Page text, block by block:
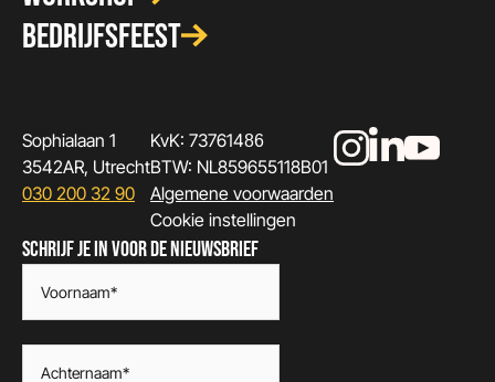
BEDRIJFSFEEST
Sophialaan 1
3542AR, Utrecht
030 200 32 90
KvK: 73761486
BTW: NL859655118B01
Algemene voorwaarden
Cookie instellingen
SCHRIJF JE IN VOOR DE NIEUWSBRIEF